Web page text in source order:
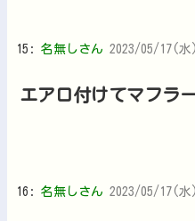
15: 名無しさん 2023/05/17(
エアロ付けてマフラ
16: 名無しさん 2023/05/17(水